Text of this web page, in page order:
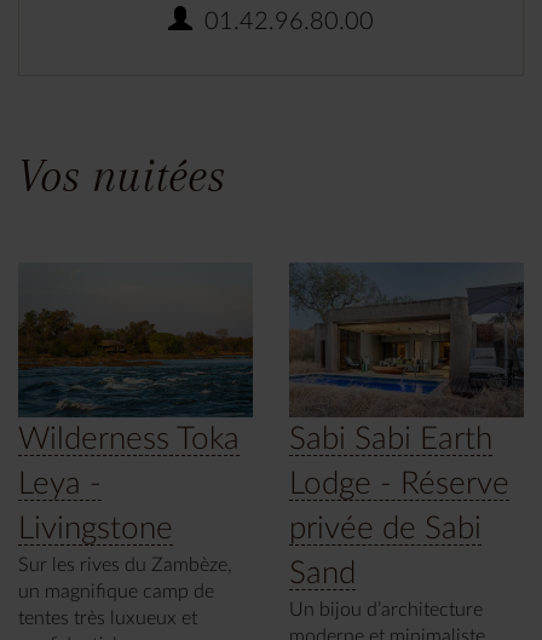
01.42.96.80.00
Vos nuitées
Wilderness Toka
Leya -
Livingstone
Sur les rives du Zambèze,
un magnifique camp de
tentes très luxueux et
Sabi Sabi Earth
Lodge - Réserve
privée de Sabi
Sand
Un bijou d’architecture
moderne et minimaliste